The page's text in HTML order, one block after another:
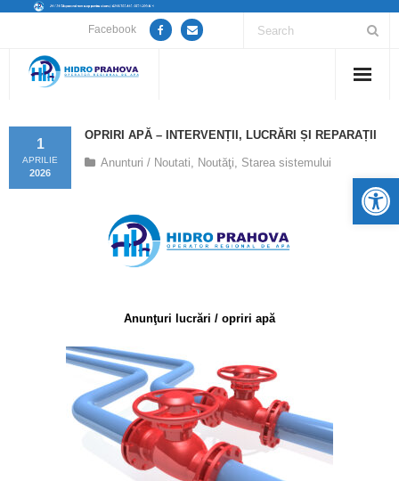
Facebook
Despre noi
Guvernanță Corporativă
Informații de interes public
Calitatea apei
OPRIRI APĂ – INTERVENȚII, LUCRĂRI ȘI REPARAȚII
1
APRILIE
2026
Anunturi / Noutati, Noutăţi, Starea sistemului
Anunţuri lucrări / opriri apă